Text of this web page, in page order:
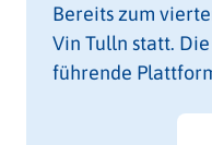
Bereits zum
Vin Tulln statt.
führende